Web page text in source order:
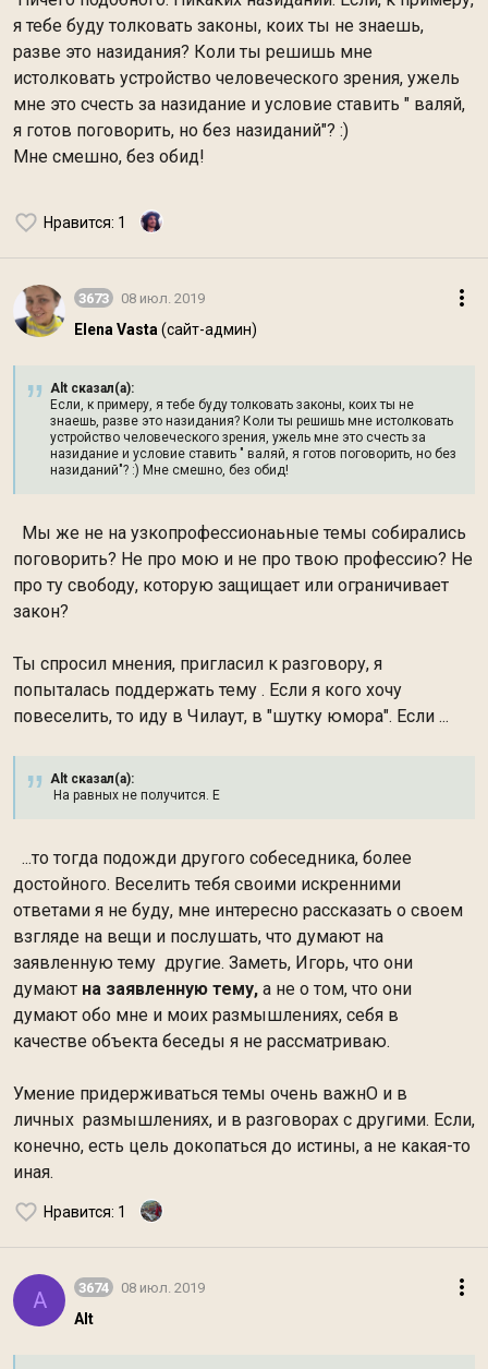
я тебе буду толковать законы, коих ты не знаешь,
разве это назидания? Коли ты решишь мне
истолковать устройство человеческого зрения, ужель
мне это счесть за назидание и условие ставить " валяй,
я готов поговорить, но без назиданий"? :)
Мне смешно, без обид!
Нравится: 1
3673 08 июл. 2019
Elena Vasta (сайт-админ)
Alt сказал(а):
Если, к примеру, я тебе буду толковать законы, коих ты не
знаешь, разве это назидания? Коли ты решишь мне истолковать
устройство человеческого зрения, ужель мне это счесть за
назидание и условие ставить " валяй, я готов поговорить, но без
назиданий"? :) Мне смешно, без обид!
Мы же не на узкопрофессионаьные темы собирались
поговорить? Не про мою и не про твою профессию? Не
про ту свободу, которую защищает или ограничивает
закон?
Ты спросил мнения, пригласил к разговору, я
попыталась поддержать тему . Если я кого хочу
повеселить, то иду в Чилаут, в "шутку юмора". Если ...
Alt сказал(а):
На равных не получится. Е
...то тогда подожди другого собеседника, более
достойного. Веселить тебя своими искренними
ответами я не буду, мне интересно рассказать о своем
взгляде на вещи и послушать, что думают на
заявленную тему другие. Заметь, Игорь, что они
думают на заявленную тему, а не о том, что они
думают обо мне и моих размышлениях, себя в
качестве объекта беседы я не рассматриваю.
Умение придерживаться темы очень важнО и в
личных размышлениях, и в разговорах с другими. Если,
конечно, есть цель докопаться до истины, а не какая-то
иная.
Нравится: 1
A 3674 08 июл. 2019
Alt